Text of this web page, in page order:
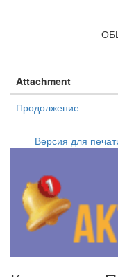
Attachment
Продолжение
Версия для